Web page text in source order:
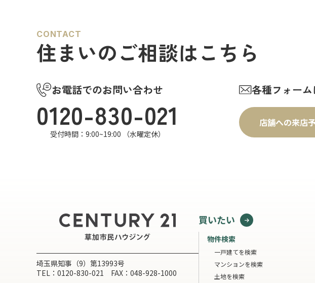
CONTACT
住まいのご相談はこちら
お電話でのお問い合わせ
0120-830-021
受付時間：9:00~19:00 （水曜定休）
各種フォーム
店舗への来店
埼玉県知事（9）第13993号
TEL：0120-830-021 FAX：048-928-1000
買いたい
物件検索
一戸建てを検索
マンションを検索
土地を検索